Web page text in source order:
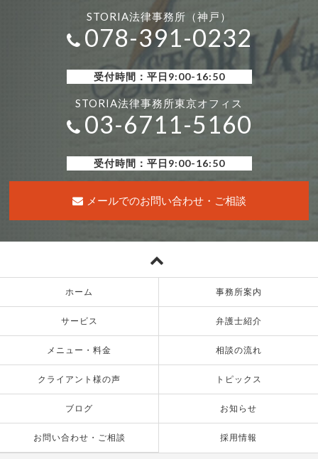
STORIA法律事務所（神戸）
078-391-0232
受付時間：平日9:00-16:50
STORIA法律事務所東京オフィス
03-6711-5160
受付時間：平日9:00-16:50
メールでのお問い合わせ・ご相談
ホーム 事務所案内
サービス 弁護士紹介
メニュー・料金 相談の流れ
クライアント様の声 トピックス
ブログ お知らせ
お問い合わせ・ご相談 採用情報